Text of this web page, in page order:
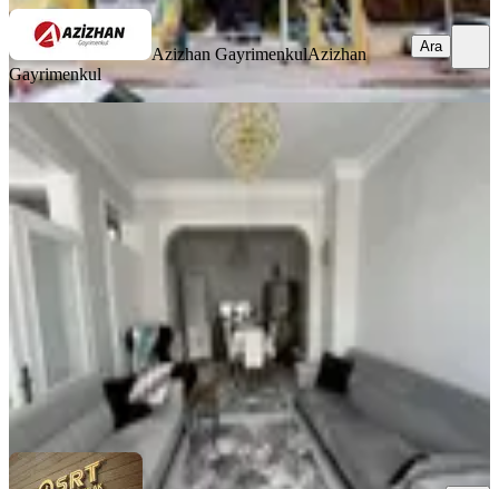
Azizhan GayrimenkulAzizhan
Gayrimenkul
Ara
YENİ
Bakımlı Asansörlü Masrafsız 2+1
2+1· 5. Kat ·07.08.2026
2.500.000 ₺
SRT EMLAK İNŞAATHarun Sarıtaş
Ara